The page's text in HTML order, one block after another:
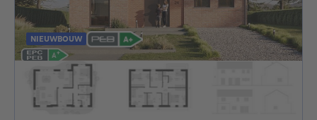
NIEUWBOUW